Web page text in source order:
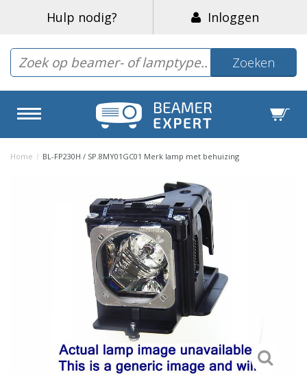
Hulp nodig? Inloggen
Zoeken
Home / BL-FP230H / SP.8MY01GC01 Merk lamp met behuizing